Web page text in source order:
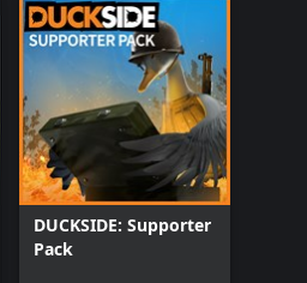
DUCKSIDE: Supporter
Pack